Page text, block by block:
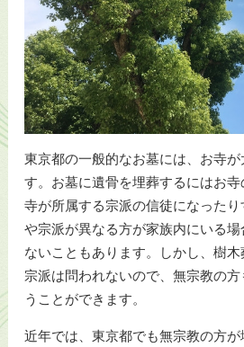
東京都の一般的なお墓には、お寺が
す。お墓に遺骨を埋葬するにはお
寺が所属する宗派の信徒になった
や宗派が異なる方が家族内にいる
ないこともあります。しかし、樹
宗派は問われないので、無宗教の
うことができます。
近年では、東京都でも無宗教の方